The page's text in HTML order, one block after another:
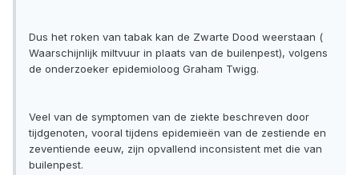
Dus het roken van tabak kan de Zwarte Dood weerstaan (
Waarschijnlijk miltvuur in plaats van de builenpest), volgens
de onderzoeker epidemioloog Graham Twigg.
Veel van de symptomen van de ziekte beschreven door
tijdgenoten, vooral tijdens epidemieën van de zestiende en
zeventiende eeuw, zijn opvallend inconsistent met die van
builenpest.